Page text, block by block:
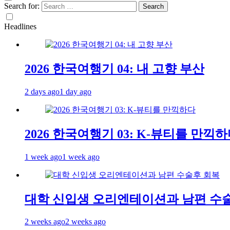
Search for:
Headlines
2026 한국여행기 04: 내 고향 부산
2 days ago1 day ago
2026 한국여행기 03: K-뷰티를 만끽
1 week ago1 week ago
대학 신입생 오리엔테이션과 남편 수
2 weeks ago2 weeks ago